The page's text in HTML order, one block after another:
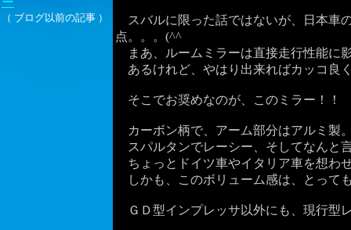
スバルに限った話ではないが、日本車
点。。。(^^ゞ
まあ、ルームミラーは直接走行性能に
あるけれど、やはり出来ればカッコ良
そこでお奨めなのが、このミラー！！
カーボン柄で、アーム部分はアルミ製
スパルタンでレーシー、そしてなんと
ちょっとドイツ車やイタリア車を想わ
しかも、このボリューム感は、とって
ＧＤ型インプレッサ以外にも、現行型